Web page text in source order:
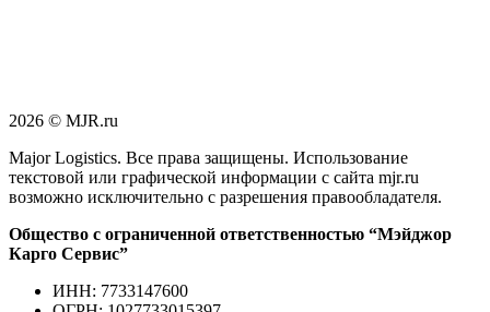
2026 © MJR.ru
Major Logistics. Все права защищены. Использование
текстовой или графической информации с сайта mjr.ru
возможно исключительно с разрешения правообладателя.
Общество с ограниченной ответственностью “Мэйджор
Карго Сервис”
ИНН: 7733147600